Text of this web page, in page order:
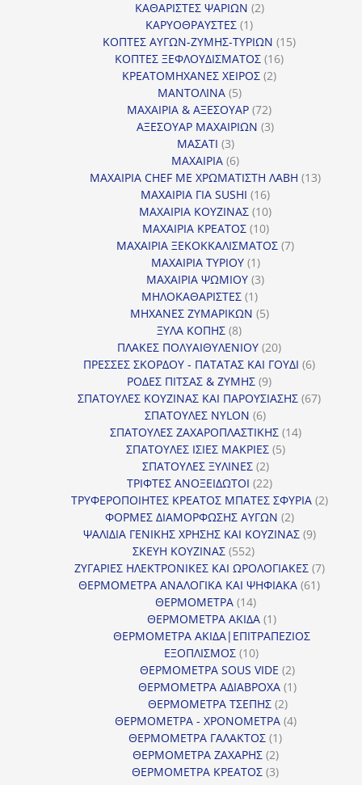
προϊόντα
ΚΑΘΑΡΙΣΤΕΣ ΨΑΡΙΩΝ 22
ΚΑΡΥΟΘΡΑΥΣΤΕΣ 11
προϊόν
ΚΟΠΤΕΣ ΑΥΓΩΝ-ΖΥΜΗΣ-ΤΥΡΙΩΝ 1515
ΚΟΠΤΕΣ ΞΕΦΛΟΥΔΙΣΜΑΤΟΣ 1616
ΚΡΕΑΤΟΜΗΧΑΝΕΣ ΧΕΙΡΟΣ 22
ΜΑΝΤΟΛΙΝΑ 55
προϊόντα
ΜΑΧΑΙΡΙΑ & ΑΞΕΣΟΥΑΡ 7272
προϊόντα
ΑΞΕΣΟΥΑΡ ΜΑΧΑΙΡΙΩΝ 33
ΜΑΣΑΤΙ 33
προϊόντα
ΜΑΧΑΙΡΙΑ 66
προϊόντα
ΜΑΧΑΙΡΙΑ CHEF ΜΕ ΧΡΩΜΑΤΙΣΤΗ ΛΑΒΗ 1313
ΜΑΧΑΙΡΙΑ ΓΙΑ SUSHI 1616
προϊόντα
ΜΑΧΑΙΡΙΑ ΚΟΥΖΙΝΑΣ 1010
προϊόντα
ΜΑΧΑΙΡΙΑ ΚΡΕΑΤΟΣ 1010
προϊόντα
ΜΑΧΑΙΡΙΑ ΞΕΚΟΚΚΑΛΙΣΜΑΤΟΣ 77
ΜΑΧΑΙΡΙΑ ΤΥΡΙΟΥ 11
προϊόν
ΜΑΧΑΙΡΙΑ ΨΩΜΙΟΥ 33
ΜΗΛΟΚΑΘΑΡΙΣΤΕΣ 11
προϊόν
ΜΗΧΑΝΕΣ ΖΥΜΑΡΙΚΩΝ 55
ΞΥΛΑ ΚΟΠΗΣ 88
προϊόντα
ΠΛΑΚΕΣ ΠΟΛΥΑΙΘΥΛΕΝΙΟΥ 2020
προϊόντα
ΠΡΕΣΣΕΣ ΣΚΟΡΔΟΥ - ΠΑΤΑΤΑΣ ΚΑΙ ΓΟΥΔΙ 66
ΡΟΔΕΣ ΠΙΤΣΑΣ & ΖΥΜΗΣ 99
προϊόντα
ΣΠΑΤΟΥΛΕΣ ΚΟΥΖΙΝΑΣ ΚΑΙ ΠΑΡΟΥΣΙΑΣΗΣ 6767
ΣΠΑΤΟΥΛΕΣ NYLON 66
προϊόντα
ΣΠΑΤΟΥΛΕΣ ΖΑΧΑΡΟΠΛΑΣΤΙΚΗΣ 1414
ΣΠΑΤΟΥΛΕΣ ΙΣΙΕΣ ΜΑΚΡΙΕΣ 55
ΣΠΑΤΟΥΛΕΣ ΞΥΛΙΝΕΣ 22
προϊόντα
ΤΡΙΦΤΕΣ ΑΝΟΞΕΙΔΩΤΟΙ 2222
προϊόντα
ΤΡΥΦΕΡΟΠΟΙΗΤΕΣ ΚΡΕΑΤΟΣ ΜΠΑΤΕΣ ΣΦΥΡΙΑ 22
ΦΟΡΜΕΣ ΔΙΑΜΟΡΦΩΣΗΣ ΑΥΓΩΝ 22
προϊόντα
ΨΑΛΙΔΙΑ ΓΕΝΙΚΗΣ ΧΡΗΣΗΣ ΚΑΙ ΚΟΥΖΙΝΑΣ 99
ΣΚΕΥΗ ΚΟΥΖΙΝΑΣ 552552
προϊόντα
ΖΥΓΑΡΙΕΣ ΗΛΕΚΤΡΟΝΙΚΕΣ ΚΑΙ ΩΡΟΛΟΓΙΑΚΕΣ 77
ΘΕΡΜΟΜΕΤΡΑ ΑΝΑΛΟΓΙΚΑ ΚΑΙ ΨΗΦΙΑΚΑ 6161
ΘΕΡΜΟΜΕΤΡΑ 1414
προϊόντα
ΘΕΡΜΟΜΕΤΡΑ ΑΚΙΔΑ 11
προϊόν
ΘΕΡΜΟΜΕΤΡΑ ΑΚΙΔΑ|ΕΠΙΤΡΑΠΕΖΙΟΣ
ΕΞΟΠΛΙΣΜΟΣ 1010
προϊόντα
ΘΕΡΜΟΜΕΤΡΑ SOUS VIDE 22
προϊόντα
ΘΕΡΜΟΜΕΤΡΑ ΑΔΙΑΒΡΟΧΑ 11
ΘΕΡΜΟΜΕΤΡΑ ΤΣΕΠΗΣ 22
προϊόντα
ΘΕΡΜΟΜΕΤΡΑ - ΧΡΟΝΟΜΕΤΡΑ 44
ΘΕΡΜΟΜΕΤΡΑ ΓΑΛΑΚΤΟΣ 11
προϊόν
ΘΕΡΜΟΜΕΤΡΑ ΖΑΧΑΡΗΣ 22
προϊόντα
ΘΕΡΜΟΜΕΤΡΑ ΚΡΕΑΤΟΣ 33